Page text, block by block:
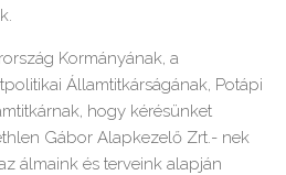
Kormányának, a
Államtitkárságának, Potápi
hogy kérésünket
Gábor Alapkezelő Zrt.- nek
álmaink és terveink alapján